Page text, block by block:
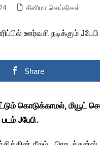
சினிமா செய்திகள்
Share
கொடுக்காமல், மியூட்
Jபேபி.